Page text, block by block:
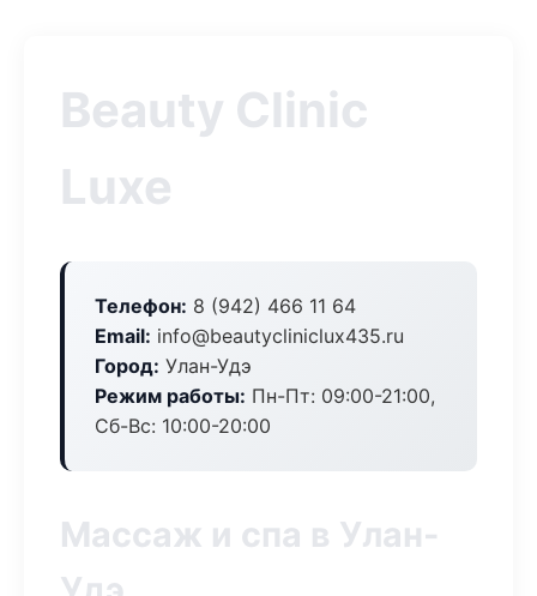
Beauty Clinic
Luxe
Телефон: 8 (942) 466 11 64
Email: info@beautycliniclux435.ru
Город: Улан-Удэ
Режим работы: Пн-Пт: 09:00-21:00,
Сб-Вс: 10:00-20:00
Массаж и спа в Улан-